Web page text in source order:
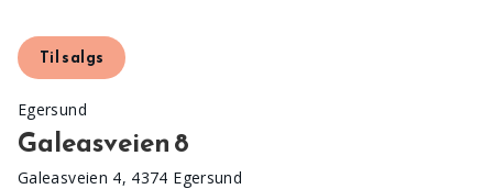
Til salgs
Egersund
Galeasveien 8
Galeasveien 4, 4374 Egersund